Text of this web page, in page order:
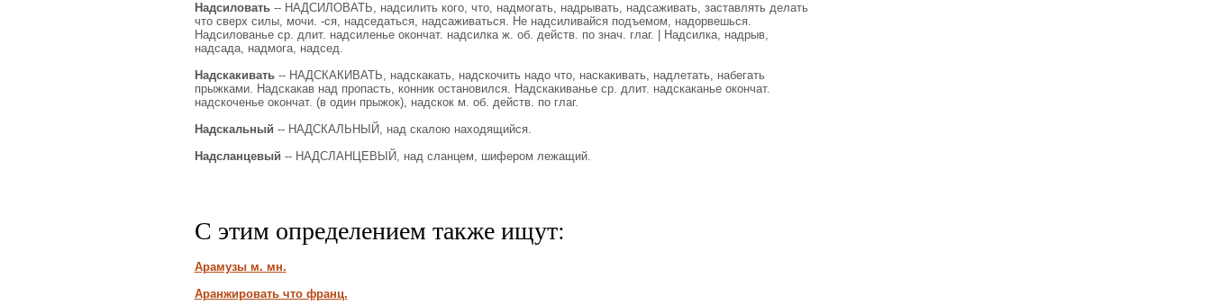
Надсиловать-- НАДСИЛОВАТЬ, надсилить кого, что, надмогать, надрывать, надсаживать, заставлять делать
что сверх силы, мочи. -ся, надседаться, надсаживаться. Не надсиливайся подъемом, надорвешься.
Надсилованье ср. длит. надсиленье окончат. надсилка ж. об. действ. по знач. глаг. | Надсилка, надрыв,
надсада, надмога, надсед.
Надскакивать-- НАДСКАКИВАТЬ, надскакать, надскочить надо что, наскакивать, надлетать, набегать
прыжками. Надскакав над пропасть, конник остановился. Надскакиванье ср. длит. надскаканье окончат.
надскоченье окончат. (в один прыжок), надскок м. об. действ. по глаг.
Надскальный -- НАДСКАЛЬНЫЙ, над скалою находящийся.
Надсланцевый -- НАДСЛАНЦЕВЫЙ, над сланцем, шифером лежащий.
С этим определением также ищут:
Арамузы м. мн.
Аранжировать что франц.